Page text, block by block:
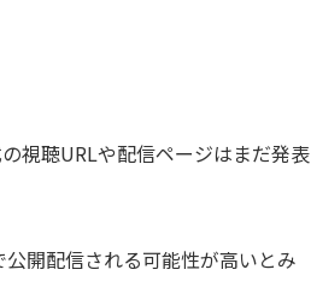
視聴URLや配信ページはまだ発表
開配信される可能性が高いとみ